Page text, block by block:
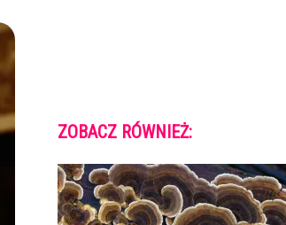
ZOBACZ RÓWNIEŻ: